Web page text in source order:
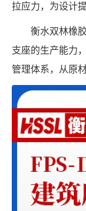
拉应力，为设计
衡水双林橡
支座的生产能力
管理体系，从原